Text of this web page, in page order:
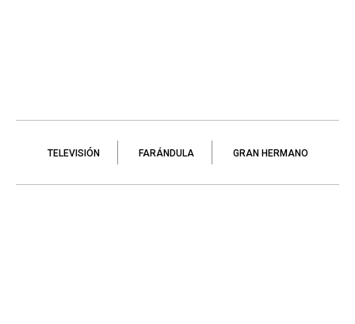
TELEVISIÓN FARÁNDULA GRAN HERMANO